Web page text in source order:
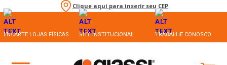
Clique aqui para inserir seu CEP
ENCARTE LOJAS FÍSICAS SITE INSTITUCIONAL TRABALHE CONOSCO